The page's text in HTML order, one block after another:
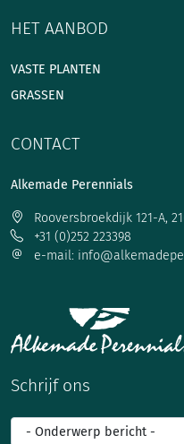
HET AANBOD
VASTE PLANTEN
GRASSEN
CONTACT
Alkemade Perennials
Rooversbroekdijk 121-A,
+31 (0)252 223398
e-mail:
Schrijf ons